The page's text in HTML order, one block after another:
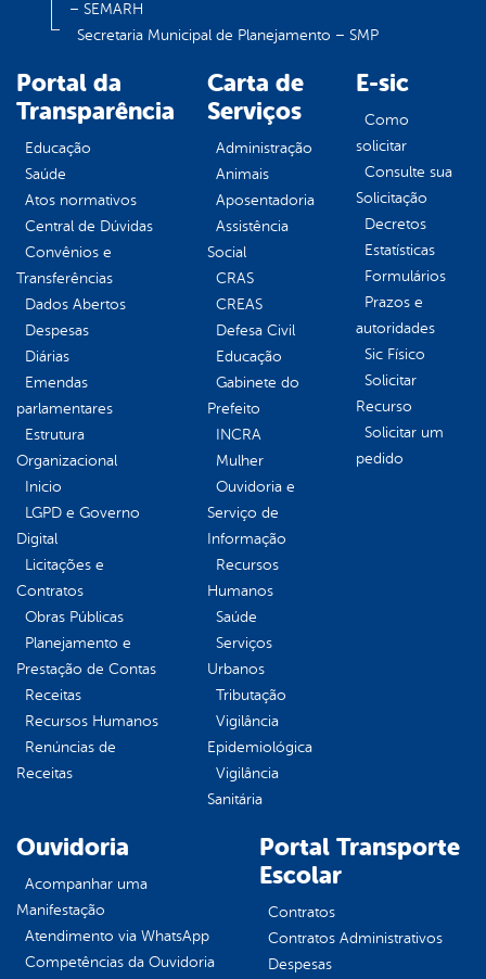
– SEMARH
Secretaria Municipal de Planejamento – SMP
Portal da
Transparência
Educação
Saúde
Atos normativos
Central de Dúvidas
Convênios e
Transferências
Dados Abertos
Despesas
Diárias
Emendas
parlamentares
Estrutura
Organizacional
Inicio
LGPD e Governo
Digital
Licitações e
Contratos
Obras Públicas
Planejamento e
Prestação de Contas
Receitas
Recursos Humanos
Renúncias de
Receitas
Carta de
Serviços
Administração
Animais
Aposentadoria
Assistência
Social
CRAS
CREAS
Defesa Civil
Educação
Gabinete do
Prefeito
INCRA
Mulher
Ouvidoria e
Serviço de
Informação
Recursos
Humanos
Saúde
Serviços
Urbanos
Tributação
Vigilância
Epidemiológica
Vigilância
Sanitária
E-sic
Como
solicitar
Consulte sua
Solicitação
Decretos
Estatísticas
Formulários
Prazos e
autoridades
Sic Físico
Solicitar
Recurso
Solicitar um
pedido
Ouvidoria
Acompanhar uma
Manifestação
Atendimento via WhatsApp
Competências da Ouvidoria
Portal Transporte
Escolar
Contratos
Contratos Administrativos
Despesas